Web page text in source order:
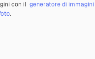
con il generatore di immagini
.